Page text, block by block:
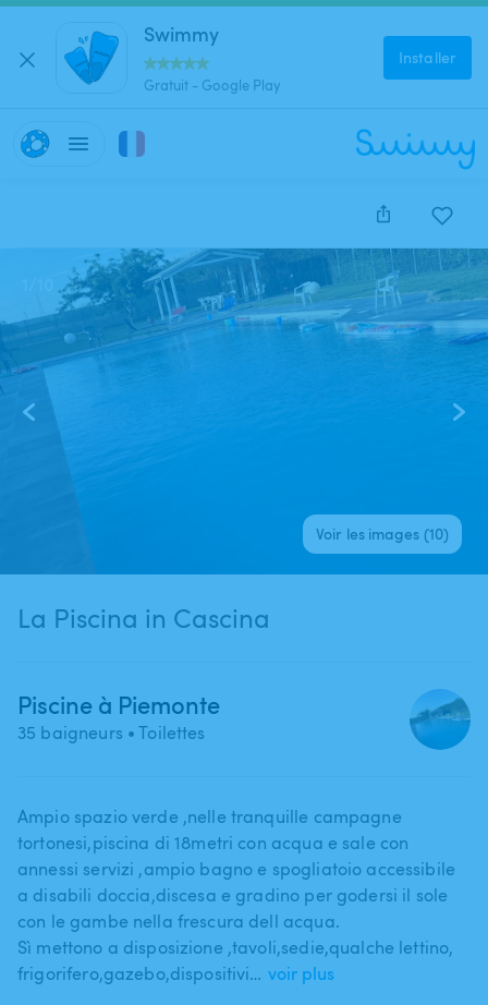
Swimmy
Gratuit - Google Play
Installer
Voir les images (10)
La Piscina in Cascina
Piscine à Piemonte
35 baigneurs • Toilettes
Ampio spazio verde ​,​nelle tranquille campagne
tortonesi​,​piscina di 18metri con acqua e sale con
annessi servizi ​,​ampio bagno e spogliatoio accessibile
a disabili doccia​,​discesa e gradino per godersi il sole
con le gambe nella frescura dell acqua.
Sì mettono a disposizione ​,​tavoli​,​sedie​,​qualche lettino​,​
frigorifero​,​gazebo​,​dispositivi… voir plus